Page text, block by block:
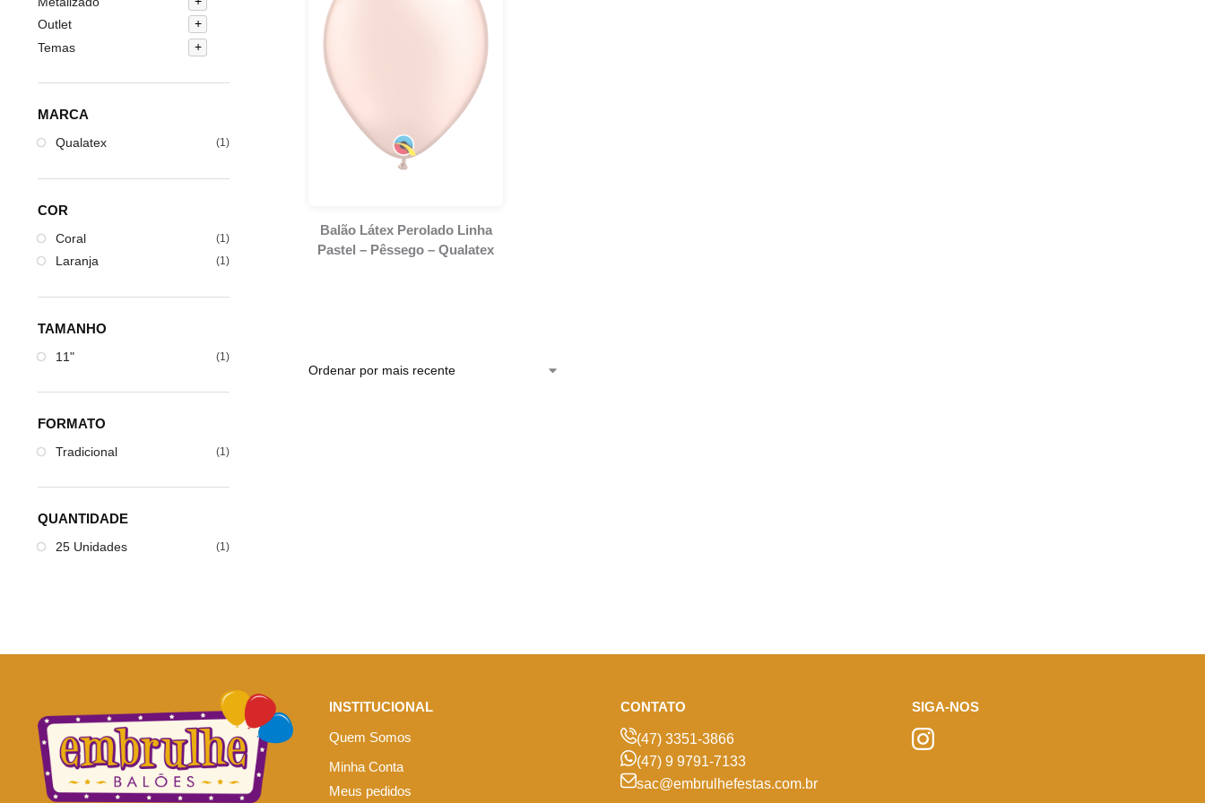
Balão Látex Perolado Linha
Pastel – Pêssego – Qualatex
Outlet
Temas
MARCA
Qualatex (1)
COR
Coral (1)
Laranja (1)
TAMANHO
11" (1)
FORMATO
Tradicional (1)
QUANTIDADE
25 Unidades (1)
INSTITUCIONAL
Quem Somos
Minha Conta
Meus pedidos
CONTATO
(47) 3351-3866
(47) 9 9791-7133
sac@embrulhefestas.com.br
SIGA-NOS